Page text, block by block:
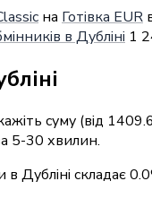
на Готівка EUR
в Дубліні 1
суму (від
5-30 хвилин.
в Дубліні складає